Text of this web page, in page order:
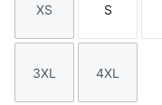
Talla
XS
Talla
S
Talla
3XL
Talla
4XL